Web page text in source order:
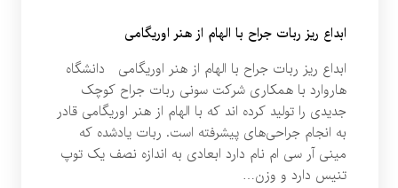
ابداع ریز ربات جراح با الهام از هنر اوریگامی
ابداع ریز ربات جراح با الهام از هنر اوریگامی دانشگاه
هاروارد با همکاری شرکت سونی ربات جراح کوچک
جدیدی را تولید کرده اند که با الهام از هنر اوریگامی قادر
به انجام جراحی‌های پیشرفته است. ربات یادشده که
مینی آر سی ام نام دارد ابعادی به اندازه نصف یک توپ
تنیس دارد و وزن…